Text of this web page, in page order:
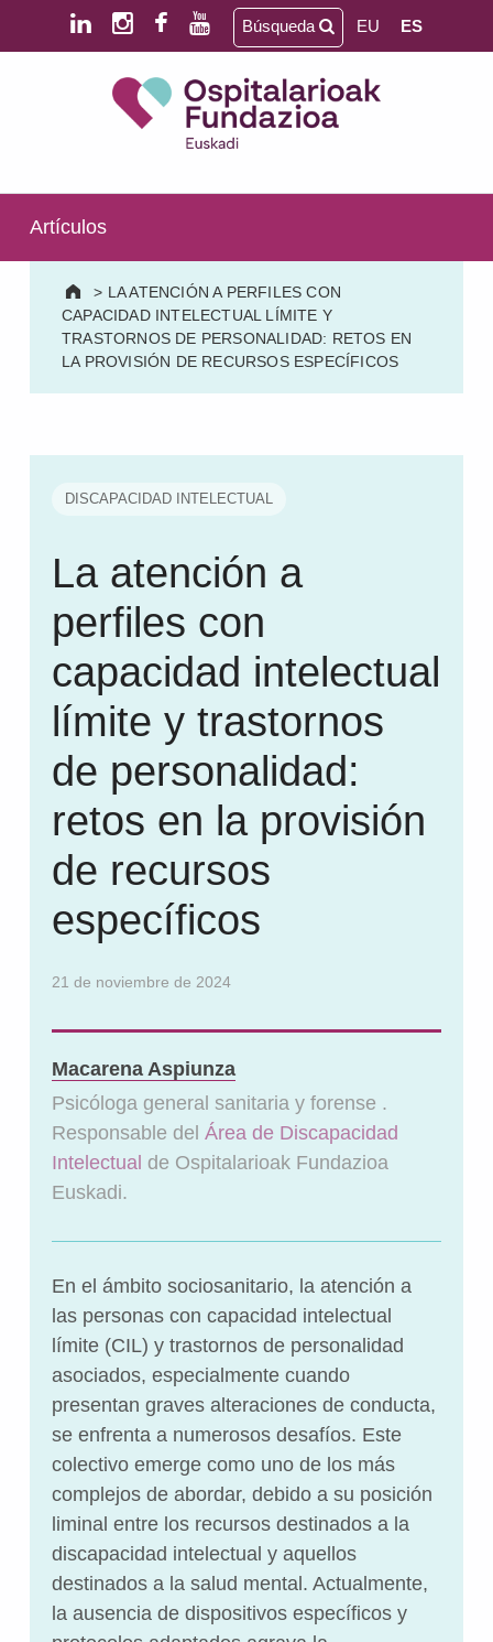
Saltar al contenido principal
Saltar al pie de página
SALUD MENTAL | DISCAPACIDAD INTELECTUAL | NEURORREHABILITACIÓN Y DAÑO CEREBRAL | PERSONA MAYOR
Búsqueda EU ES
Artículos
> LA ATENCIÓN A PERFILES CON
CAPACIDAD INTELECTUAL LÍMITE Y
TRASTORNOS DE PERSONALIDAD: RETOS EN
LA PROVISIÓN DE RECURSOS ESPECÍFICOS
DISCAPACIDAD INTELECTUAL
La atención a
perfiles con
capacidad intelectual
límite y trastornos
de personalidad:
retos en la provisión
de recursos
específicos
21 de noviembre de 2024
Macarena Aspiunza
Psicóloga general sanitaria y forense .
Responsable del Área de Discapacidad
Intelectual de Ospitalarioak Fundazioa
Euskadi.
En el ámbito sociosanitario, la atención a
las personas con capacidad intelectual
límite (CIL) y trastornos de personalidad
asociados, especialmente cuando
presentan graves alteraciones de conducta,
se enfrenta a numerosos desafíos. Este
colectivo emerge como uno de los más
complejos de abordar, debido a su posición
liminal entre los recursos destinados a la
discapacidad intelectual y aquellos
destinados a la salud mental. Actualmente,
la ausencia de dispositivos específicos y